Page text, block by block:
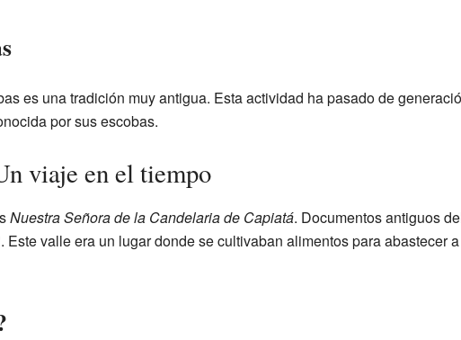
es una tradición muy antigua. Esta actividad ha pasado de
por sus escobas.
viaje en el tiempo
Nuestra Señora de la Candelaria de Capiatá. Documentos antiguos
valle era un lugar donde se cultivaban alimentos para abastecer